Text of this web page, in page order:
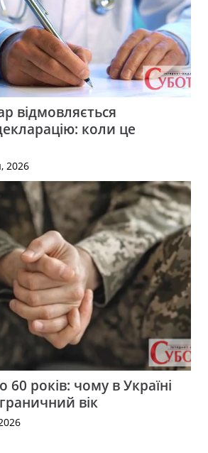
відмовляється
коли це
2026
60 років: чому в Україні
вік